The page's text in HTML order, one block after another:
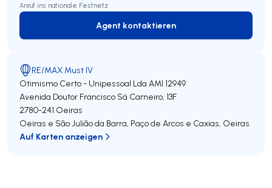
Anruf ins nationale Festnetz
Agent kontaktieren
Agent kontaktieren
RE/MAX Must IV
Otimismo Certo - Unipessoal Lda AMI 12949
Avenida Doutor Francisco Sá Carneiro, 13F
2780-241 Oeiras
Oeiras e São Julião da Barra, Paço de Arcos e Caxias, Oeiras
Auf Karten anzeigen